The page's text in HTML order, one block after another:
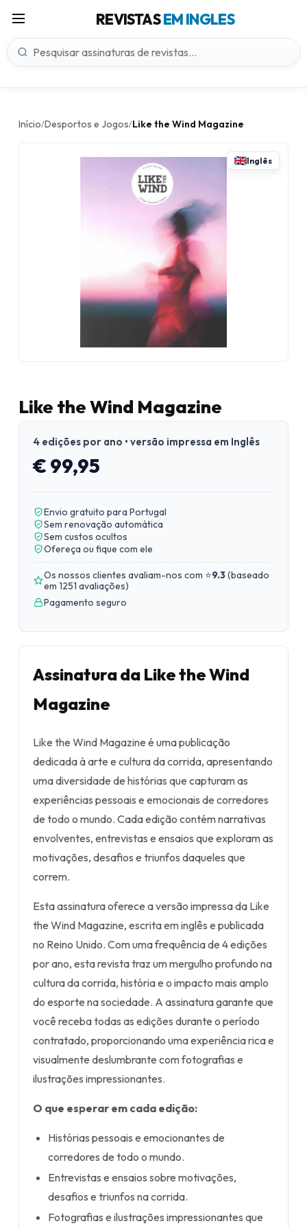
REVISTASEM INGLES
Início/Desportos e Jogos/Like the Wind Magazine
Inglês
Like the Wind Magazine
4 edições por ano • versão impressa em Inglês
€ 99,95
Envio gratuito para Portugal
Sem renovação automática
Sem custos ocultos
Ofereça ou fique com ele
Os nossos clientes avaliam-nos com ⭐9.3(baseado
em 1251 avaliações)
Pagamento seguro
Assinatura da Like the Wind
Magazine
Like the Wind Magazine é uma publicação
dedicada à arte e cultura da corrida, apresentando
uma diversidade de histórias que capturam as
experiências pessoais e emocionais de corredores
de todo o mundo. Cada edição contém narrativas
envolventes, entrevistas e ensaios que exploram as
motivações, desafios e triunfos daqueles que
correm.
Esta assinatura oferece a versão impressa da Like
the Wind Magazine, escrita em inglês e publicada
no Reino Unido. Com uma frequência de 4 edições
por ano, esta revista traz um mergulho profundo na
cultura da corrida, história e o impacto mais amplo
do esporte na sociedade. A assinatura garante que
você receba todas as edições durante o período
contratado, proporcionando uma experiência rica e
visualmente deslumbrante com fotografias e
ilustrações impressionantes.
O que esperar em cada edição:
Histórias pessoais e emocionantes de
corredores de todo o mundo.
Entrevistas e ensaios sobre motivações,
desafios e triunfos na corrida.
Fotografias e ilustrações impressionantes que